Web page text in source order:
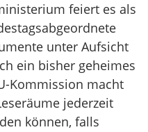
feiert es als
unter Aufsicht
ein bisher geheimes
Kommission macht
jederzeit
können, falls